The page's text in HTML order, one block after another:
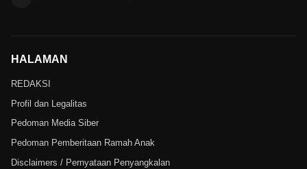
HALAMAN
REDAKSI
Profil dan Legalitas
Pedoman Media Siber
Pedoman Pemberitaan Ramah Anak
Disclaimers / Pernyataan Penyangkalan